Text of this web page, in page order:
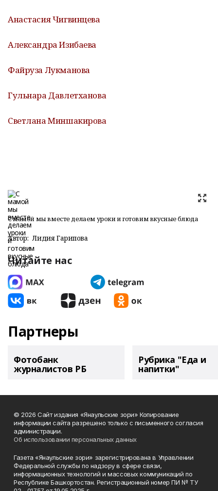
Анастасия Чигвинцева
Александра Изибаева
Файруза Лукманова
Гульнара Давлетханова
Светлана Миншакирова
С мамой мы вместе делаем уроки и готовим вкусные блюда
Автор: Лидия Гарипова
Читайте нас
Партнеры
Фотобанк
журналистов РБ
Рубрика "Еда и
напитки"
© 2026 Сайт издания «Янаульские зори» Копирование
информации сайта разрешено только с письменного согласия
администрации.
Об использовании персональных данных
Газета «Янаульские зори» зарегистрирована в Управлении
Федеральной службы по надзору в сфере связи,
информационных технологий и массовых коммуникаций по
Республике Башкортостан. Регистрационный номер ПИ № ТУ